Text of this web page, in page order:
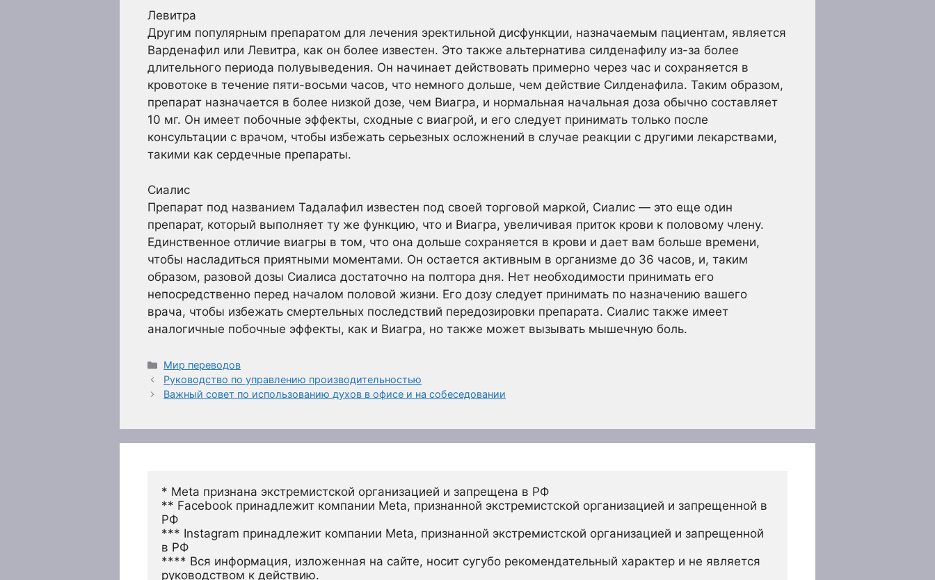
Левитра
Другим популярным препаратом для лечения эректильной дисфункции, назначаемым пациентам, является
Варденафил или Левитра, как он более известен. Это также альтернатива силденафилу из-за более
длительного периода полувыведения. Он начинает действовать примерно через час и сохраняется в
кровотоке в течение пяти-восьми часов, что немного дольше, чем действие Силденафила. Таким образом,
препарат назначается в более низкой дозе, чем Виагра, и нормальная начальная доза обычно составляет
10 мг. Он имеет побочные эффекты, сходные с виагрой, и его следует принимать только после
консультации с врачом, чтобы избежать серьезных осложнений в случае реакции с другими лекарствами,
такими как сердечные препараты.
Сиалис
Препарат под названием Тадалафил известен под своей торговой маркой, Сиалис — это еще один
препарат, который выполняет ту же функцию, что и Виагра, увеличивая приток крови к половому члену.
Единственное отличие виагры в том, что она дольше сохраняется в крови и дает вам больше времени,
чтобы насладиться приятными моментами. Он остается активным в организме до 36 часов, и, таким
образом, разовой дозы Сиалиса достаточно на полтора дня. Нет необходимости принимать его
непосредственно перед началом половой жизни. Его дозу следует принимать по назначению вашего
врача, чтобы избежать смертельных последствий передозировки препарата. Сиалис также имеет
аналогичные побочные эффекты, как и Виагра, но также может вызывать мышечную боль.
Рубрики
Мир переводов
Руководство по управлению производительностью
Важный совет по использованию духов в офисе и на собеседовании
* Meta признана экстремистской организацией и запрещена в РФ
** Facebook принадлежит компании Meta, признанной экстремистской организацией и запрещенной в
РФ
*** Instagram принадлежит компании Meta, признанной экстремистской организацией и запрещенной
в РФ
**** Вся информация, изложенная на сайте, носит сугубо рекомендательный характер и не является
руководством к действию.